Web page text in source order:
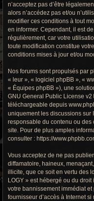
n’acceptez pas d’être
alors n’accédez pas et/ou
modifier ces conditions à tout
en informer. Cependant, il est
régulièrement, car votre
toute modification constitue
conditions mises à jour et/ou
Nos forums sont propulsés par
« leur », « logiciel phpBB », «
« Équipes phpBB »), une
GNU General Public License v2
téléchargeable depuis
uniquement les discussions sur
responsable du contenu ou des
site. Pour de plus amples
consulter : https://
Vous acceptez de ne pas
diffamatoire, haineux,
illicite, que ce soit en vertu des
LOGY » est hébergé ou du
votre bannissement immédiat
fournisseur d’accès à Internet